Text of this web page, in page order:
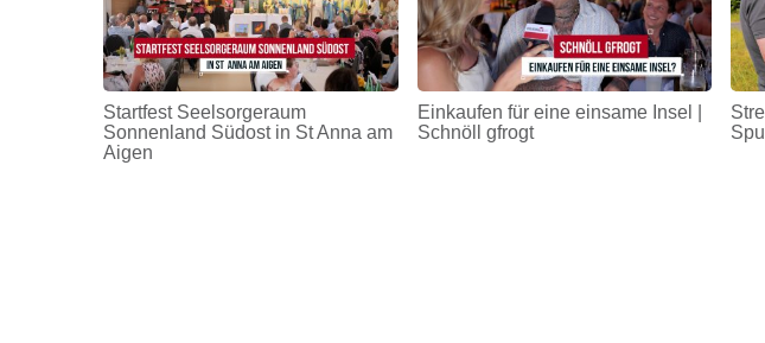
Startfest Seelsorgeraum
Sonnenland Südost in St Anna am
Aigen
Einkaufen für eine einsame Insel |
Schnöll gfrogt